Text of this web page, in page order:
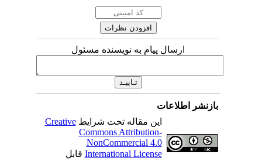
ارسال پیام به نویسنده مسئول
بازنشر اطلاعات
این مقاله تحت شرایطCreative
Commons Attribution-
NonCommercial 4.0
International Licenseقابل